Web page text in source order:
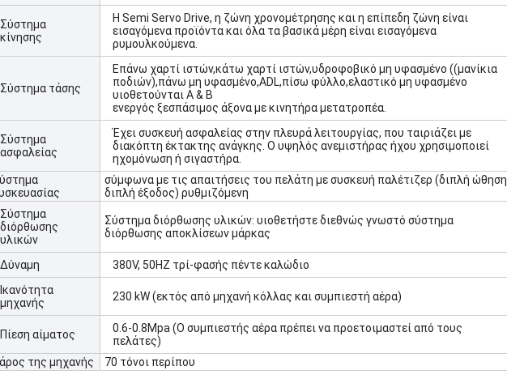
Σύστημα
κίνησης
Η Semi Servo Drive, η ζώνη χρονομέτρησης και η επίπεδη ζώνη είναι
εισαγόμενα προϊόντα και όλα τα βασικά μέρη είναι εισαγόμενα
ρυμουλκούμενα.
Σύστημα τάσης
Επάνω χαρτί ιστών,κάτω χαρτί ιστών,υδροφοβικό μη υφασμένο ((μανίκια
ποδιών),πάνω μη υφασμένο,ADL,πίσω φύλλο,ελαστικό μη υφασμένο
υιοθετούνται A & B
ενεργός ξεσπάσιμος άξονα με κινητήρα μετατροπέα.
Σύστημα
ασφαλείας
Έχει συσκευή ασφαλείας στην πλευρά λειτουργίας, που ταιριάζει με
διακόπτη έκτακτης ανάγκης. Ο υψηλός ανεμιστήρας ήχου χρησιμοποιεί
ηχομόνωση ή σιγαστήρα.
σύμφωνα με τις απαιτήσεις του πελάτη με συσκευή παλέτιζερ (διπλή ώθηση
διπλή έξοδος) ρυθμιζόμενη
Σύστημα
διόρθωσης
υλικών
Σύστημα διόρθωσης υλικών: υιοθετήστε διεθνώς γνωστό σύστημα
διόρθωσης αποκλίσεων μάρκας
Δύναμη
380V, 50HZ τρί-φασής πέντε καλώδιο
Ικανότητα
μηχανής
230 kW (εκτός από μηχανή κόλλας και συμπιεστή αέρα)
Πίεση αίματος
0.6-0.8Mpa (Ο συμπιεστής αέρα πρέπει να προετοιμαστεί από τους
πελάτες)
της μηχανής
70 τόνοι περίπου